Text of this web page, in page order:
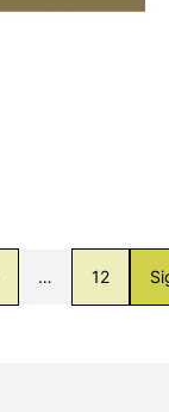
… 12